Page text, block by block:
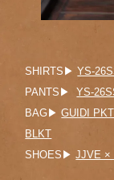
SHIRTS▶︎YS-
PANTS▶︎YS-
BAG▶︎GUIDI
BLKT
SHOES▶︎JJVE ×